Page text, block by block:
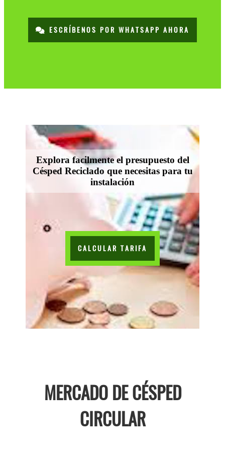
ESCRÍBENOS POR WHATSAPP AHORA
Explora facilmente el presupuesto del
Césped Reciclado que necesitas para tu
instalación
CALCULAR TARIFA
MERCADO DE CÉSPED
CIRCULAR